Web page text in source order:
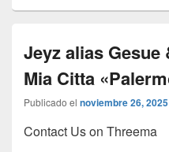
Jeyz alias Gesue
Mia Citta
Publicado el noviembre 26, 2025
Contact Us on Threema